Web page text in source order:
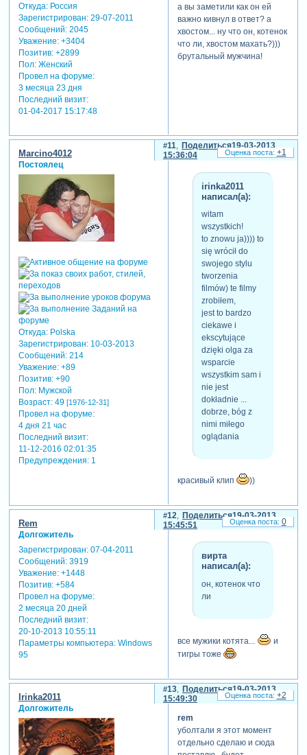
Откуда:Россия
Зарегистрирован: 29-07-2011
Сообщений:2045
Уважение: +3404
Позитив: +2899
Пол:Женский
Провел на форуме:
3 месяца 23 дня
Последний визит:
01-04-2017 15:17:48
а вы заметили как он ей
важно кивнул в ответ? а
хвостом... ну что он, котенок
что ли, хвостом махать?)))
брутальный мужчина!
Поделиться
11
19-03-2013
15:36:04
Marcino4012
Постоялец
Откуда:Polska
Зарегистрирован: 10-03-2013
Сообщений:214
Уважение: +89
Позитив: +90
Пол:Мужской
Возраст:49 [1976-12-31]
Провел на форуме:
4 дня 21 час
Последний визит:
11-12-2016 02:01:35
Предупреждения:1
irinka2011
написал(а):
witam
wszystkich!
to znowu ja)))) to
się wrócił do
swojego stylu
tworzenia
filmów) te filmy
zrobiłem,
jest to bardzo
ciekawe i
ekscytujące
dzięki olga za
wsparcie
wszystkim sam i
nie jest
dokładnie ...
dobrze, bóg z
nimi miłego
oglądania
красивый клип ))
+1
Поделиться
12
19-03-2013
15:45:51
Rem
Долгожитель
Зарегистрирован: 07-04-2011
Сообщений:3919
Уважение: +1448
Позитив: +584
Провел на форуме:
2 месяца 20 дней
Последний визит:
20-10-2013 10:55:11
Параметры компьютера:Windows
95
вирта
написал(а):
он, котенок что
ли
все мужики котята...
и
тигры тоже
0
Поделиться
13
19-03-2013
15:49:30
Irinka2011
Долгожитель
rem
уболтали я этот момент
отдельно сделаю и сюда
+2